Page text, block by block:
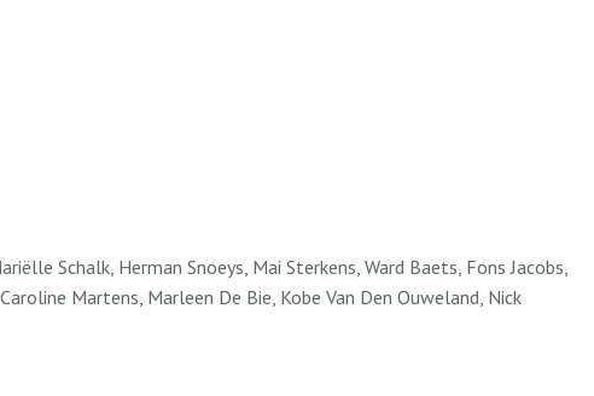
Schalk, Herman Snoeys, Mai Sterkens, Ward Baets, Fons Jacobs,
Martens, Marleen De Bie, Kobe Van Den Ouweland, Nick